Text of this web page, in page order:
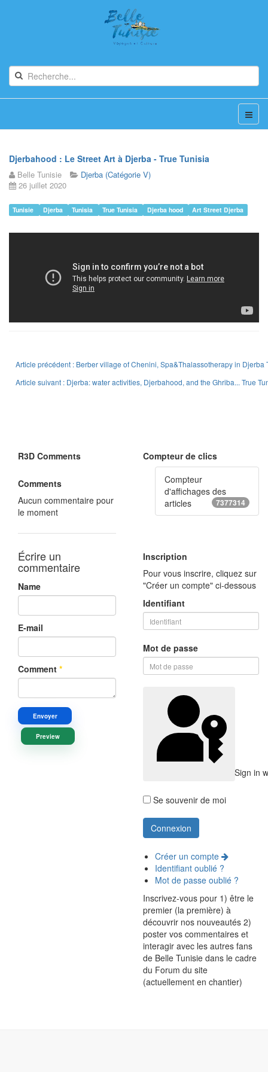
Djerbahood : Le Street Art à Djerba - True Tunisia
Belle Tunisie
Djerba (Catégorie V)
26 juillet 2020
Tunisie Djerba Tunisia True Tunisia Djerba hood Art Street Djerba
Article précédent : Berber village of Chenini, Spa&Thalassotherapy in Djerba
Article suivant : Djerba: water activities, Djerbahood, and the Ghriba... True
R3D Comments
Comments
Aucun commentaire pour
le moment
Écrire un
commentaire
Name
E-mail
Comment *
Envoyer
Preview
Compteur de clics
Compteur
d'affichages des
articles
7377314
Inscription
Pour vous inscrire, cliquez sur
"Créer un compte" ci-dessous
Identifiant
Mot de passe
Sign in
Se souvenir de moi
Créer un compte
Identifiant oublié ?
Mot de passe oublié ?
Inscrivez-vous pour 1) être le
premier (la première) à
découvrir nos nouveautés 2)
poster vos commentaires et
interagir avec les autres fans
de Belle Tunisie dans le cadre
du Forum du site
(actuellement en chantier)